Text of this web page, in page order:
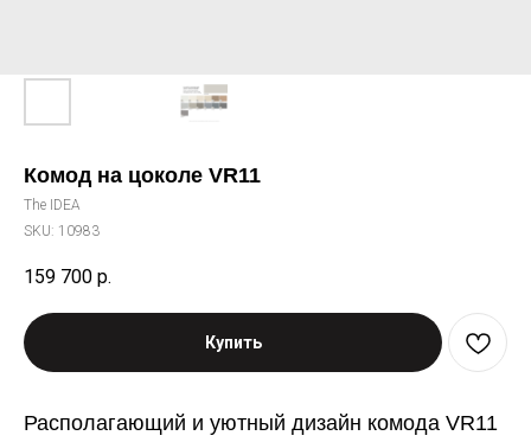
Комод на цоколе VR11
The IDEA
SKU: 10983
159 700 р.
Купить
Располагающий и уютный дизайн комода VR11